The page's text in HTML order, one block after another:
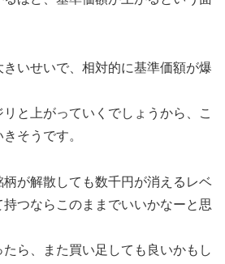
いせいで、相対的に基準価額が爆
と上がっていくでしょうから、こ
そうです。
柄が解散しても数千円が消えるレベ
つならこのままでいいかなーと思
ら、また買い足しても良いかもし